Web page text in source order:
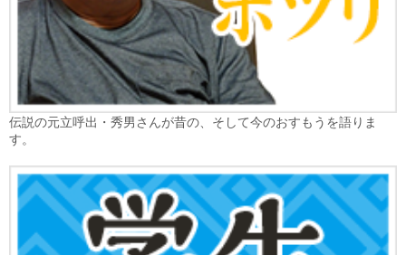
伝説の元立呼出・秀男さんが昔の、そして今のおすもうを語りま
す。